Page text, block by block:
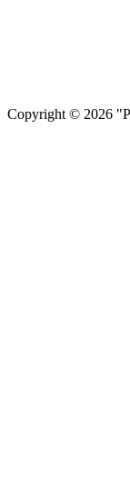
Сopyright © 2026